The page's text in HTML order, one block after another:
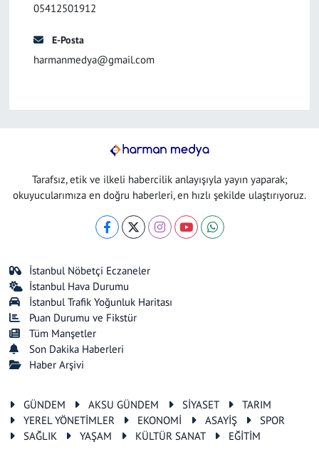
05412501912
E-Posta
harmanmedya@gmail.com
Tarafsız, etik ve ilkeli habercilik anlayışıyla yayın yaparak;
okuyucularımıza en doğru haberleri, en hızlı şekilde ulaştırıyoruz.
İstanbul Nöbetçi Eczaneler
İstanbul Hava Durumu
İstanbul Trafik Yoğunluk Haritası
Puan Durumu ve Fikstür
Tüm Manşetler
Son Dakika Haberleri
Haber Arşivi
GÜNDEM AKSU GÜNDEM SİYASET
TARIM
YEREL YÖNETİMLER
EKONOMİ ASAYİŞ
SPOR
SAĞLIK
YAŞAM KÜLTÜR SANAT EĞİTİM